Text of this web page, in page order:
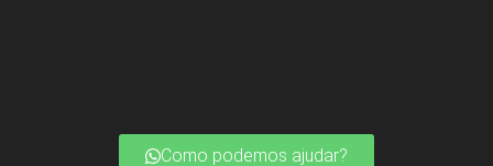
Como podemos ajudar?